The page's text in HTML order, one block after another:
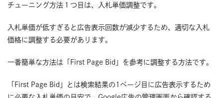
チューニング方法１つ目は、入札単価調整です。
入札単価が低すぎると広告表示回数が減少するため、適切な入札
価格に調整する必要があります。
一番簡単な方法は「First Page Bid」を参考に調整する方法です。
「First Page Bid」とは検索結果の1ページ目に広告表示するため